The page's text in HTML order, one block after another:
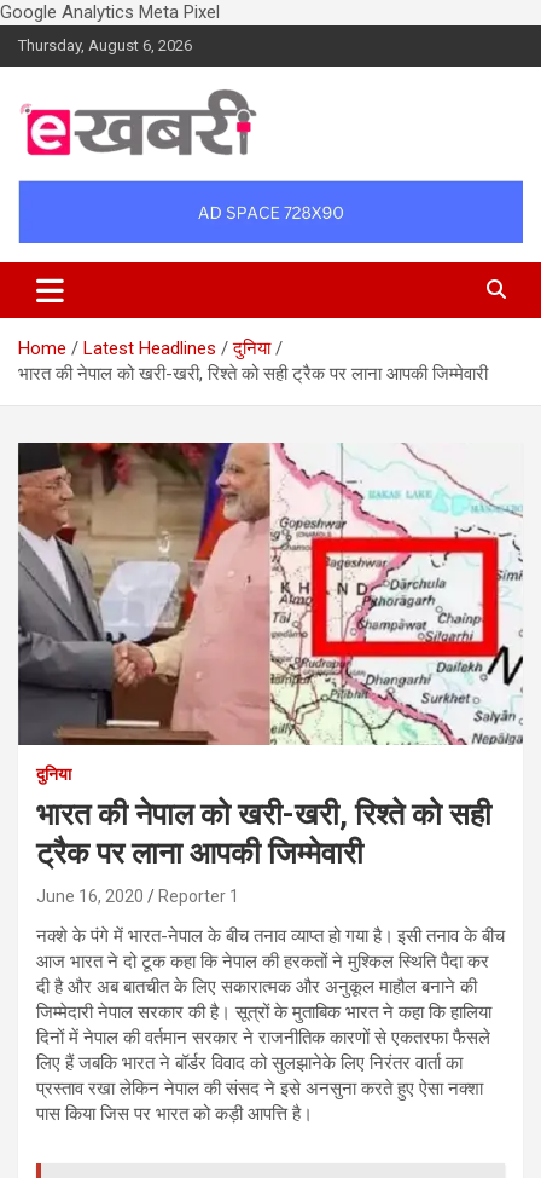
Google Analytics Meta Pixel
Skip
to
Thursday, August 6, 2026
Ekhabri.com
Home Latest Headlines
दुनिया
भारत की नेपाल को खरी-खरी, रिश्ते को सही ट्रैक पर लाना आपकी जिम्मेवारी
दुनिया
भारत की नेपाल को खरी-खरी, रिश्ते को सही
ट्रैक पर लाना आपकी जिम्मेवारी
June 16, 2020 Reporter 1
नक्शे के पंगे में भारत-नेपाल के बीच तनाव व्याप्त हो गया है। इसी तनाव के बीच
आज भारत ने दो टूक कहा कि नेपाल की हरकतों ने मुश्किल स्थिति पैदा कर
दी है और अब बातचीत के लिए सकारात्मक और अनुकूल माहौल बनाने की
जिम्मेदारी नेपाल सरकार की है। सूत्रों के मुताबिक भारत ने कहा कि हालिया
दिनों में नेपाल की वर्तमान सरकार ने राजनीतिक कारणों से एकतरफा फैसले
लिए हैं जबकि भारत ने बॉर्डर विवाद को सुलझानेके लिए निरंतर वार्ता का
प्रस्ताव रखा लेकिन नेपाल की संसद ने इसे अनसुना करते हुए ऐसा नक्शा
पास किया जिस पर भारत को कड़ी आपत्ति है।